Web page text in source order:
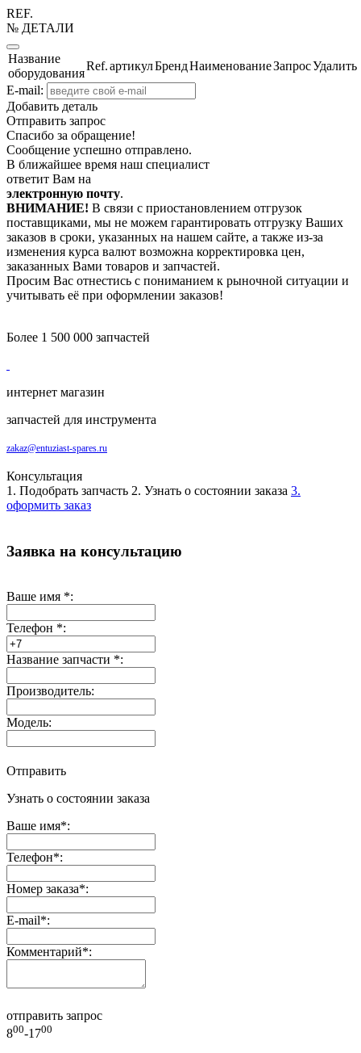
REF.
№ ДЕТАЛИ
Название
оборудования
Ref.артикулБрендНаименованиеЗапросУдалить
E-mail:
Добавить деталь
Отправить запрос
Спасибо за обращение!
Сообщение успешно отправлено.
В ближайшее время наш специалист
ответит Вам на
электронную почту.
ВНИМАНИЕ! В связи с приостановлением отгрузок
поставщиками, мы не можем гарантировать отгрузку Ваших
заказов в сроки, указанных на нашем сайте, а также из-за
изменения курса валют возможна корректировка цен,
заказанных Вами товаров и запчастей.
Просим Вас отнестись с пониманием к рыночной ситуации и
учитывать её при оформлении заказов!
Более 1 500 000 запчастей
интернет магазин
запчастей для инструмента
zakaz@entuziast-spares.ru
Консультация
1. Подобрать запчасть 2. Узнать о состоянии заказа 3.
оформить заказ
Заявка на консультацию
Ваше имя *:
Телефон *:
Название запчасти *:
Производитель:
Модель:
Отправить
Узнать о состоянии заказа
Ваше имя*:
Телефон*:
Номер заказа*:
E-mail*:
Комментарий*:
отправить запрос
800-1700